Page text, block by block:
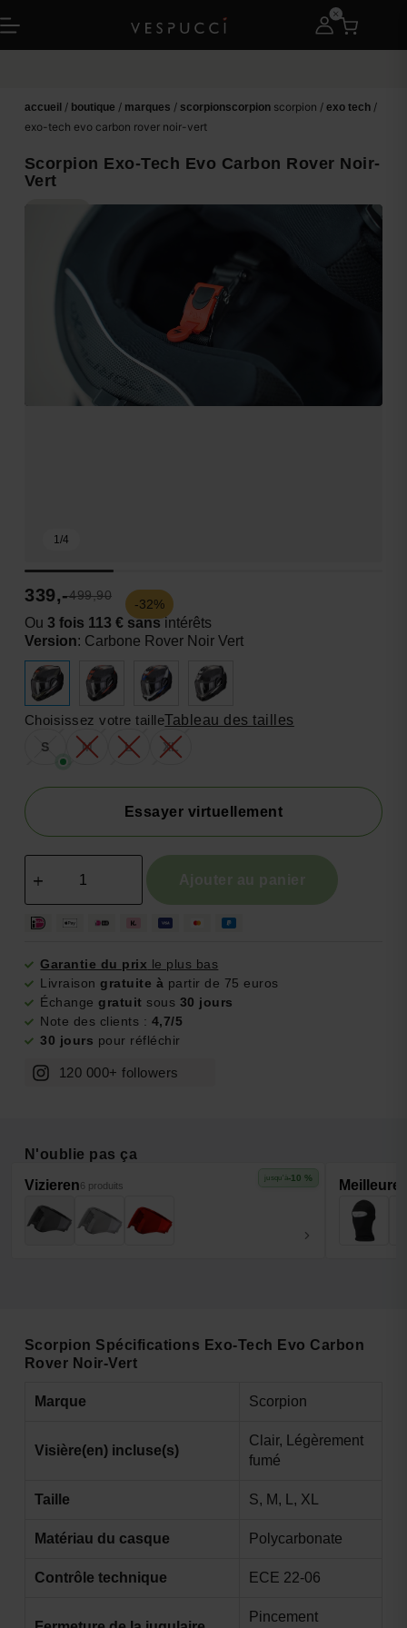
accueil / boutique / marques / scorpionscorpion scorpion / exo tech/
exo-tech evo carbon rover noir-vert
Scorpion Exo-Tech Evo Carbon Rover Noir-
Vert
1/4
Version: Carbone Rover Noir Vert
Ou 3 fois 113 € sansintérêts
499,90
339,- -32%
Choisissez votre tailleTableau des tailles
S M L XL
Essayer virtuellement
Ajouter au panier
Garantie du prix le plus bas
Livraison gratuite à partir de 75 euros
Échange gratuitsous 30 jours
Note des clients : 4,7/5
30 jours pour réfléchir
120 000+ followers
N'oublie pas ça
jusqu'à-10 %
Vizieren6 produits
Scorpion Spécifications Exo-Tech Evo Carbon
Rover Noir-Vert
Marque Scorpion
Visière(en) incluse(s)
Clair, Légèrement
fumé
Taille S, M, L, XL
Matériau du casque Polycarbonate
Contrôle technique ECE 22-06
Pincement